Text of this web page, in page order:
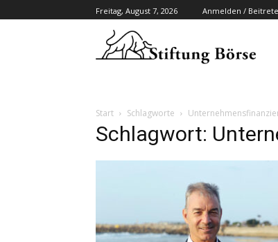
Freitag, August 7, 2026 Anmelden /
Start Schlagworte
Schlagwort: